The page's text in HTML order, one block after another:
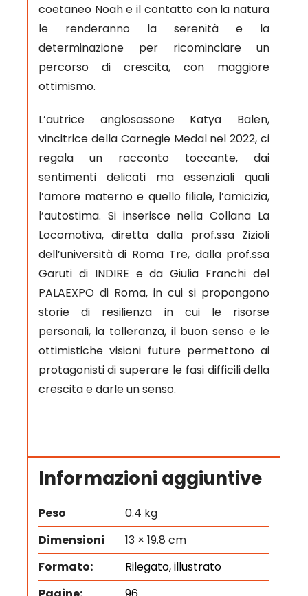
coetaneo Noah e il contatto con la natura
le renderanno la serenità e la
determinazione per ricominciare un
percorso di crescita, con maggiore
ottimismo.
L’autrice anglosassone Katya Balen,
vincitrice della Carnegie Medal nel 2022, ci
regala un racconto toccante, dai
sentimenti delicati ma essenziali quali
l’amore materno e quello filiale, l’amicizia,
l’autostima. Si inserisce nella Collana La
Locomotiva, diretta dalla prof.ssa Zizioli
dell’università di Roma Tre, dalla prof.ssa
Garuti di INDIRE e da Giulia Franchi del
PALAEXPO di Roma, in cui si propongono
storie di resilienza in cui le risorse
personali, la tolleranza, il buon senso e le
ottimistiche visioni future permettono ai
protagonisti di superare le fasi difficili della
crescita e darle un senso.
Informazioni aggiuntive
Peso
0.4 kg
Dimensioni
13 × 19.8 cm
Formato:
Rilegato, illustrato